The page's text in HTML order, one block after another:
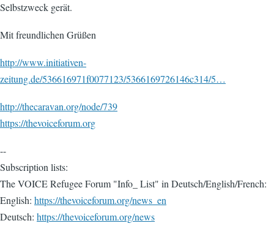
Selbstzweck gerät.
Mit freundlichen Grüßen
http://www.initiativen-
zeitung.de/536616971f0077123/5366169726146c314/5…
http://thecaravan.org/node/739
https://thevoiceforum.org
--
Subscription lists:
The VOICE Refugee Forum "Info_ List" in Deutsch/English/French:
English: https://thevoiceforum.org/news_en
Deutsch: https://thevoiceforum.org/news